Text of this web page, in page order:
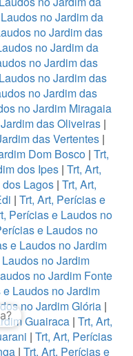
no Jardim da
no Jardim das
no Jardim da
no Jardim das
no Jardim das
no Jardim das
no Jardim Miragaia
das Oliveiras|
das Vertentes|
Dom Bosco| Trt,
dos Ipes | Trt, Art,
Lagos | Trt, Art,
| Trt, Art, Perícias e
Perícias e Laudos no
e Laudos no
e Laudos no Jardim
no Jardim
no Jardim Fonte
Laudos no Jardim
no Jardim Glória |
Guairaca| Trt, Art,
| Trt, Art, Perícias
| Trt, Art, Perícias e